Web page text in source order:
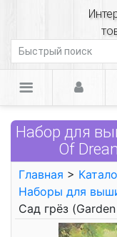
Набор для
Of
Главная >
Наборы для
Сад грёз